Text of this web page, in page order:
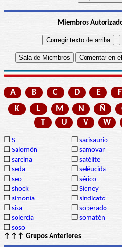
Miembros
A B C D E F
K
L M N Ñ
T U V W
❒ S ❒ sacisaurio
❒ Salomón ❒ samovar
❒ sarcina ❒ satélite
❒ seda ❒ seléucida
❒ seo ❒ sérico
❒ shock ❒ Sídney
❒ simonía ❒ sindicato
❒ sisa ❒ soberado
❒ solercia ❒ somatén
❒ soso
↑↑↑ Grupos Anteriores